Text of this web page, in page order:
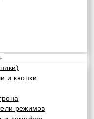
и кнопки
режимов